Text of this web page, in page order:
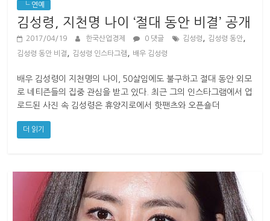
└ 연예
김성령, 지천명 나이 ‘절대 동안 비결’ 공개
2017/04/19 한국산업경제 0 댓글 김성령 김성령 동안
김성령 동안 비결 김성령 인스타그램 배우 김성령
배우 김성령이 지천명의 나이, 50살임에도 불구하고 절대 동안 외모
로 네티즌들의 집중 관심을 받고 있다. 최근 그의 인스타그램에서 업
로드된 사진 속 김성령은 휴양지로에서 핫팬츠와 오픈숄더
더 읽기